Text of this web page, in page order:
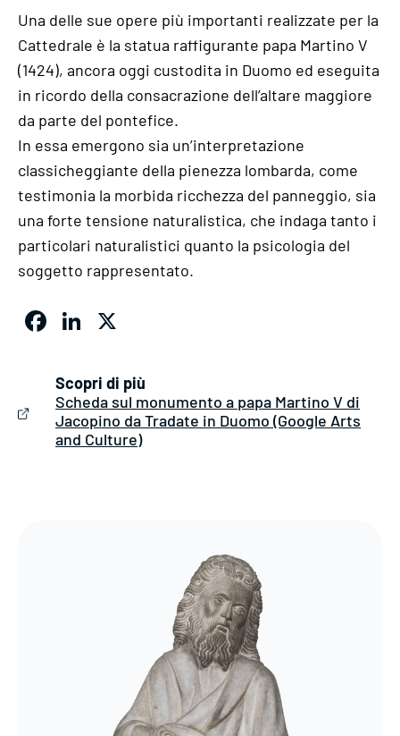
Una delle sue opere più importanti realizzate per la
Cattedrale è la statua raffigurante papa Martino V
(1424), ancora oggi custodita in Duomo ed eseguita
in ricordo della consacrazione dell’altare maggiore
da parte del pontefice.
In essa emergono sia un’interpretazione
classicheggiante della pienezza lombarda, come
testimonia la morbida ricchezza del panneggio, sia
una forte tensione naturalistica, che indaga tanto i
particolari naturalistici quanto la psicologia del
soggetto rappresentato.
Facebook
LinkedIn
Scopri di più
Scheda sul monumento a papa Martino V di
Jacopino da Tradate in Duomo (Google Arts
and Culture)